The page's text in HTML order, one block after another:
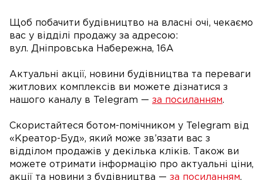
Щоб побачити будівництво на власні очі, чекаємо
вас у відділі продажу за адресою:
вул. Дніпровська Набережна, 16А
Актуальні акції, новини будівництва та переваги
житлових комплексів ви можете дізнатися з
нашого каналу в Telegram — за посиланням.
Скористайтеся ботом-помічником у Telegram від
«Креатор-Буд», який може зв’язати вас з
відділом продажів у декілька кліків. Також ви
можете отримати інформацію про актуальні ціни,
акції та новини з будівництва — за посиланням.